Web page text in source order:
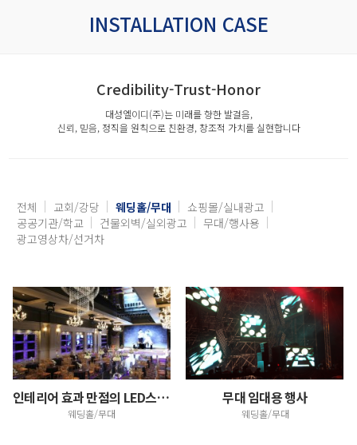
INSTALLATION CASE
Credibility-Trust-Honor
대성엘이디(주)는 미래를 향한 발걸음,
신뢰, 믿음, 정직을 원칙으로 친환경, 창조적 가치를 실현합니다
전체 교회/강당 웨딩홀/무대
쇼핑몰/실내광고
공공기관/학교
건물외벽/실외광고
무대/행사용
광고영상차/선거차
인테리어 효과 만점의 LED스크린, 품격있는 예식을 위…
웨딩홀/무대
무대 임대용 행사
웨딩홀/무대